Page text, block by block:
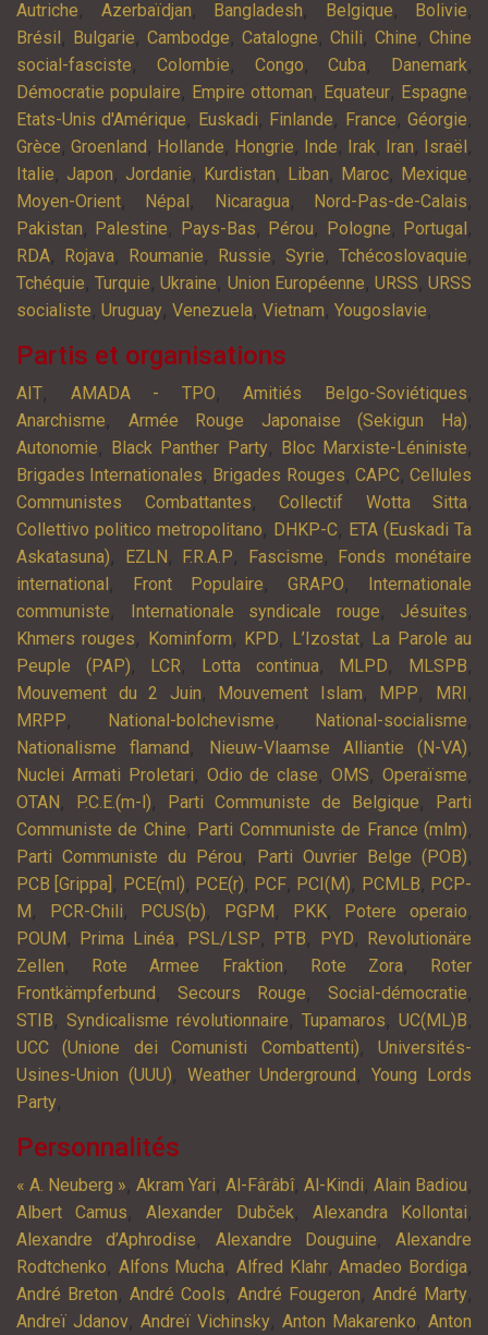
Autriche, Azerbaïdjan, Bangladesh, Belgique, Bolivie,
Brésil , Bulgarie, Cambodge, Catalogne, Chili, Chine, Chine
social-fasciste, Colombie, Congo,Cuba, Danemark,
Démocratie populaire, Empire ottoman, Equateur, Espagne,
Etats-Unis d'Amérique, Euskadi, Finlande, France,Géorgie,
Grèce, Groenland , Hollande, Hongrie, Inde, Irak, Iran, Israël ,
Italie, Japon, Jordanie, Kurdistan, Liban, Maroc, Mexique,
Moyen-Orient, Népal , Nicaragua, Nord-Pas-de-Calais,
Pakistan, Palestine, Pays-Bas, Pérou, Pologne, Portugal ,
RDA, Rojava, Roumanie, Russie, Syrie, Tchécoslovaquie,
Tchéquie,Turquie,Ukraine, Union Européenne, URSS,URSS
socialiste, Uruguay, Venezuela, Vietnam, Yougoslavie,
Partis et organisations
AIT, AMADA - TPO,Amitiés Belgo-Soviétiques,
Anarchisme, Armée Rouge Japonaise (Sekigun Ha),
Autonomie, Black Panther Party, Bloc Marxiste-Léniniste,
Brigades Internationales, Brigades Rouges, CAPC,Cellules
Communistes Combattantes, Collectif Wotta Sitta,
Collettivo politico metropolitano, DHKP-C, ETA (Euskadi Ta
Askatasuna), EZLN , F.R.A.P, Fascisme,
Fonds monétaire
international , Front Populaire, GRAPO,
Internationale
communiste, Internationale syndicale rouge, Jésuites,
Khmers rouges, Kominform, KPD, L’Izostat, La Parole au
Peuple (PAP), LCR, Lotta continua, MLPD, MLSPB,
Mouvement du 2 Juin, Mouvement Islam, MPP, MRI ,
MRPP, National-bolchevisme, National-socialisme,
Nationalisme flamand , Nieuw-Vlaamse Alliantie (N-VA),
Nuclei Armati Proletari, Odio de clase,OMS,Operaïsme,
OTAN , P.C.E.(m-l), Parti Communiste de Belgique,
Parti
Communiste de Chine, Parti Communiste de France (mlm),
Parti Communiste du Pérou, Parti Ouvrier Belge (POB),
PCB [Grippa] , PCE(ml), PCE(r), PCF, PCI(M), PCMLB, PCP-
M , PCR-Chili, PCUS(b), PGPM , PKK, Potere operaio,
POUM , Prima Linéa, PSL/LSP, PTB, PYD,
Revolutionäre
Zellen, Rote Armee Fraktion, Rote Zora,
Roter
Frontkämpferbund , Secours Rouge, Social-démocratie,
STIB, Syndicalisme révolutionnaire, Tupamaros, UC(ML)B,
UCC (Unione dei Comunisti Combattenti),Universités-
Usines-Union (UUU), Weather Underground ,Young Lords
Party,
Personnalités
« A. Neuberg », Akram Yari, Al-Fârâbî, Al-Kindi, Alain Badiou,
Albert Camus,Alexander Dubček, Alexandra Kollontai,
Alexandre d’Aphrodise, Alexandre Douguine, Alexandre
Rodtchenko, Alfons Mucha,Alfred Klahr,Amadeo Bordiga,
André Breton, André Cools, André Fougeron, André Marty,
Andreï Jdanov, Andreï Vichinsky, Anton Makarenko, Anton